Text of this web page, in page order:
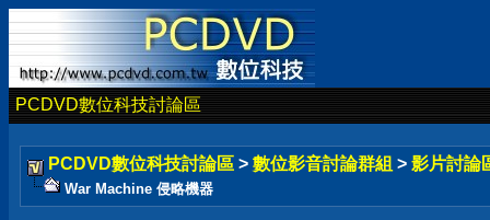
PCDVD數位科技討論區
PCDVD數位科技討論區 > 數位影音討論群組 > 影片討論
War Machine 侵略機器